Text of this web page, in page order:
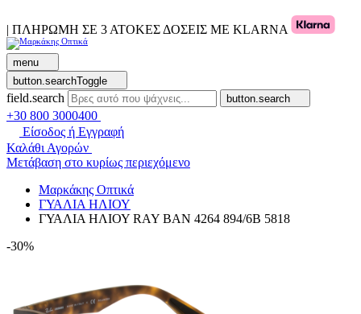
| ΠΛΗΡΩΜΗ ΣΕ 3 ΑΤΟΚΕΣ ΔΟΣΕΙΣ ΜΕ KLARNA
menu
button.searchToggle
field.search button.search
+30 800 3000400
Είσοδος ή Εγγραφή
Καλάθι Αγορών
Μετάβαση στο κυρίως περιεχόμενο
Μαρκάκης Οπτικά
ΓΥΑΛΙΑ ΗΛΙΟΥ
ΓΥΑΛΙΑ ΗΛΙΟΥ RAY BAN 4264 894/6B 5818
-30%